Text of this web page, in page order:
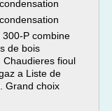
P combine
de bois
Chaudieres fioul
a Liste de
Grand choix